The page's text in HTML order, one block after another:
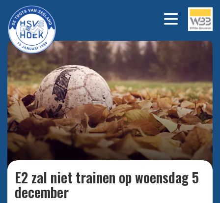
Bekijk alle foto's
E2 zal niet trainen op woensdag 5
december